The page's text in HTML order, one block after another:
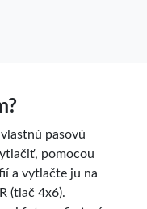
pasovú
pomocou
a vytlačte ju na
(tlač 4x6).